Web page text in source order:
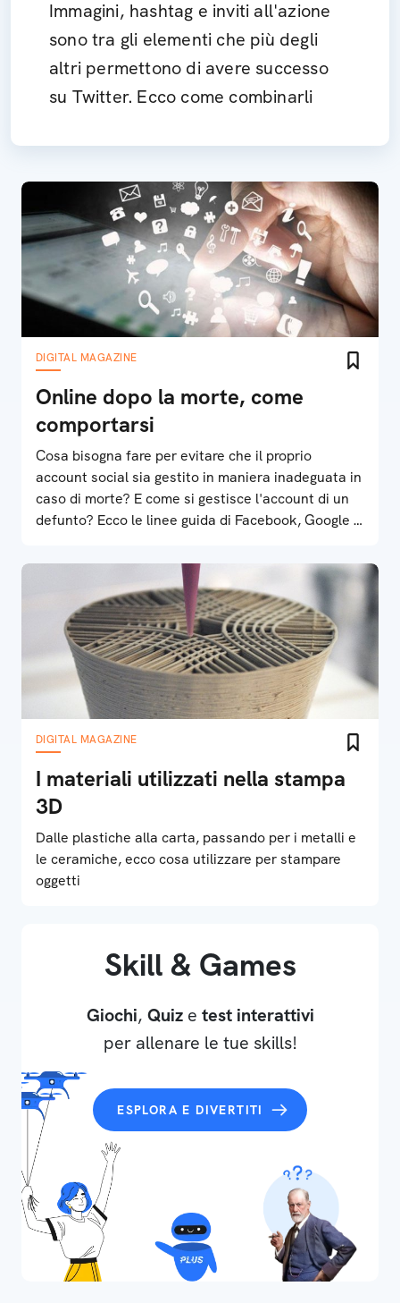
Immagini, hashtag e inviti all'azione
sono tra gli elementi che più degli
altri permettono di avere successo
su Twitter. Ecco come combinarli
DIGITAL MAGAZINE
Online dopo la morte, come
comportarsi
Cosa bisogna fare per evitare che il proprio
account social sia gestito in maniera inadeguata in
caso di morte? E come si gestisce l'account di un
defunto? Ecco le linee guida di Facebook, Google e
DIGITAL MAGAZINE
I materiali utilizzati nella stampa
3D
Dalle plastiche alla carta, passando per i metalli e
le ceramiche, ecco cosa utilizzare per stampare
oggetti
Skill & Games
Giochi, Quize test interattivi
per allenare le tue skills!
ESPLORA E DIVERTITI